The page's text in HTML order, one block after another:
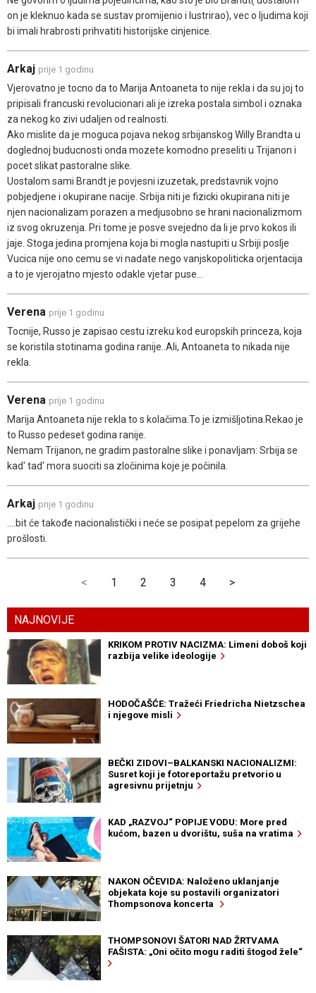
on je kleknuo kada se sustav promijenio i lustrirao), vec o ljudima koji
bi imali hrabrosti prihvatiti historijske cinjenice.
Arkaj prije 1 godinu
Vjerovatno je tocno da to Marija Antoaneta to nije rekla i da su joj to
pripisali francuski revolucionari ali je izreka postala simbol i oznaka
za nekog ko zivi udaljen od realnosti.
Ako mislite da je moguca pojava nekog srbijanskog Willy Brandta u
doglednoj buducnosti onda mozete komodno preseliti u Trijanon i
pocet slikat pastoralne slike.
Uostalom sami Brandt je povjesni izuzetak, predstavnik vojno
pobjedjene i okupirane nacije. Srbija niti je fizicki okupirana niti je
njen nacionalizam porazen a medjusobno se hrani nacionalizmom
iz svog okruzenja. Pri tome je posve svejedno da li je prvo kokos ili
jaje. Stoga jedina promjena koja bi mogla nastupiti u Srbiji poslje
Vucica nije ono cemu se vi nadate nego vanjskopoliticka orjentacija
a to je vjerojatno mjesto odakle vjetar puse...
Verena prije 1 godinu
Tocnije, Russo je zapisao cestu izreku kod europskih princeza, koja
se koristila stotinama godina ranije..Ali, Antoaneta to nikada nije
rekla.
Verena prije 1 godinu
Marija Antoaneta nije rekla to s kolačima.To je izmišljotina.Rekao je
to Russo pedeset godina ranije.
Nemam Trijanon, ne gradim pastoralne slike i ponavljam: Srbija se
kad' tad' mora suociti sa zločinima koje je počinila.
Arkaj prije 1 godinu
....bit će takođe nacionalistički i neće se posipat pepelom za grijehe
prošlosti.
< 1 2 3 4 >
NAJNOVIJE
KRIKOM PROTIV NACIZMA: Limeni doboš koji
razbija velike ideologije
HODOČAŠĆE: Tražeći Friedricha Nietzschea
i njegove misli
BEČKI ZIDOVI–BALKANSKI NACIONALIZMI:
Susret koji je fotoreportažu pretvorio u
agresivnu prijetnju
KAD „RAZVOJ“ POPIJE VODU: More pred
kućom, bazen u dvorištu, suša na vratima
NAKON OČEVIDA: Naloženo uklanjanje
objekata koje su postavili organizatori
Thompsonova koncerta
THOMPSONOVI ŠATORI NAD ŽRTVAMA
FAŠISTA: „Oni očito mogu raditi štogod žele“